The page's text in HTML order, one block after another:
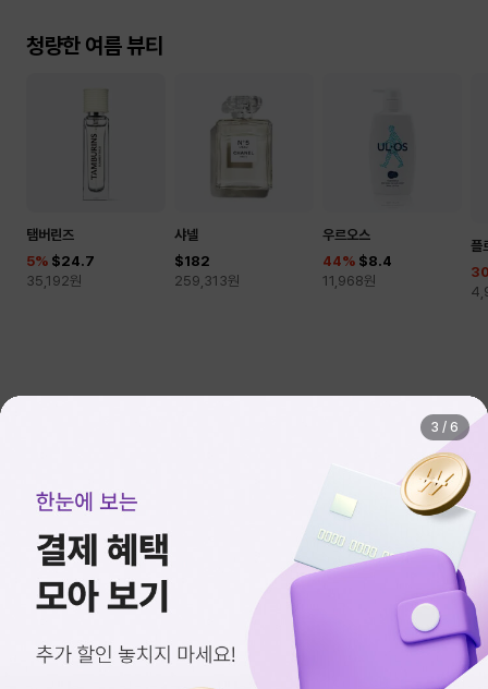
청량한 여름 뷰티
탬버린즈
5% $24.7
35,192원
샤넬
$182
259,313원
우르오스
44% $8.4
11,968원
플
$1 = 1,424.80원
로그인 Language
영상정보처리기기운영관리방침
3 / 6